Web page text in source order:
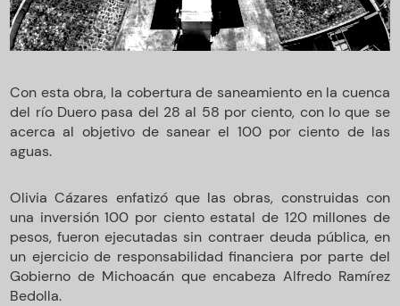
Con esta obra, la cobertura de saneamiento en la cuenca
del río Duero pasa del 28 al 58 por ciento, con lo que se
acerca al objetivo de sanear el 100 por ciento de las
aguas.
Olivia Cázares enfatizó que las obras, construidas con
una inversión 100 por ciento estatal de 120 millones de
pesos, fueron ejecutadas sin contraer deuda pública, en
un ejercicio de responsabilidad financiera por parte del
Gobierno de Michoacán que encabeza Alfredo Ramírez
Bedolla.